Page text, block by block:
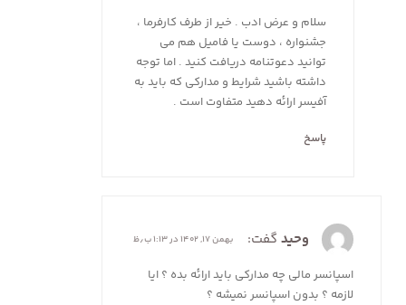
سلام و عرض ادب . خیر از طرف کارفرما ،
جشنواره ، دوست یا فامیل هم می
توانید دعوتنامه دریافت کنید . اما توجه
داشته باشید شرایط و مدارکی که باید به
آفیسر ارائه دهید متفاوت است .
پاسخ
وحید گفت: بهمن ۱۷, ۱۴۰۲ در ۱:۱۳ ب٫ظ
اسپانسر مالی چه مدارکی باید ارائه بده ؟ ایا
لازمه ؟ بدون اسپانسر نمیشه ؟